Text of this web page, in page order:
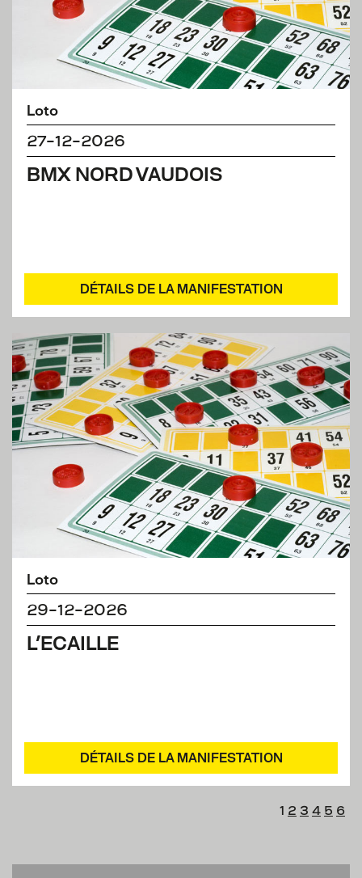
Loto
27-12-2026
BMX NORD VAUDOIS
DÉTAILS DE LA MANIFESTATION
Loto
29-12-2026
L'ECAILLE
DÉTAILS DE LA MANIFESTATION
1 2 3 4 5 6